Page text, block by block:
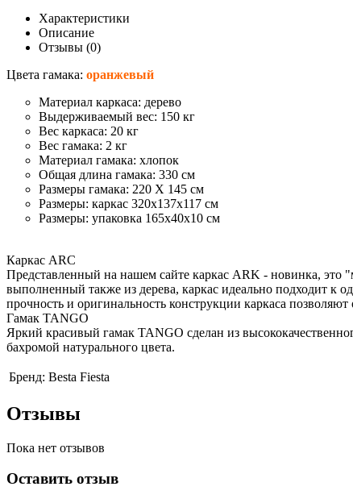
Характеристики
Описание
Отзывы (0)
Цвета гамака: оранжевый
Материал каркаса: дерево
Выдерживаемый вес: 150 кг
Вес каркаса: 20 кг
Вес гамака: 2 кг
Материал гамака: хлопок
Общая длина гамака: 330 см
Размеры гамака: 220 X 145 см
Размеры: каркас 320х137х117 см
Размеры: упаковка 165х40х10 см
Каркас ARC
Представленный на нашем сайте каркас ARK - новинка,
выполненный также из дерева, каркас идеально подходит к
прочность и оригинальность конструкции каркаса
Гамак TANGO
Яркий красивый гамак TANGO сделан из
бахромой натурального цвета.
Бренд: Besta Fiesta
Отзывы
Пока нет отзывов
Оставить отзыв